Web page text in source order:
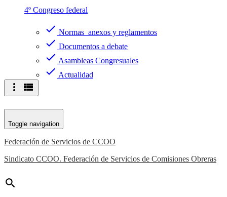
4º Congreso federal
check Normas anexos y reglamentos
check Documentos a debate
check Asambleas Congresuales
check Actualidad
more_vert view_list
Toggle navigation
Federación de Servicios de CCOO
Sindicato CCOO. Federación de Servicios de Comisiones Obreras
search